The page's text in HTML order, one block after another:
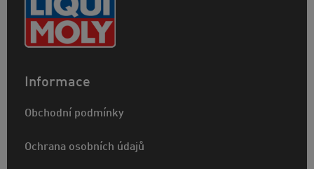
Informace
Obchodní podmínky
Ochrana osobních údajů